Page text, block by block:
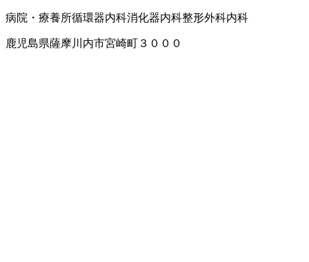
病院・療養所循環器内科消化器内科整形外科内科
鹿児島県薩摩川内市宮崎町３０００